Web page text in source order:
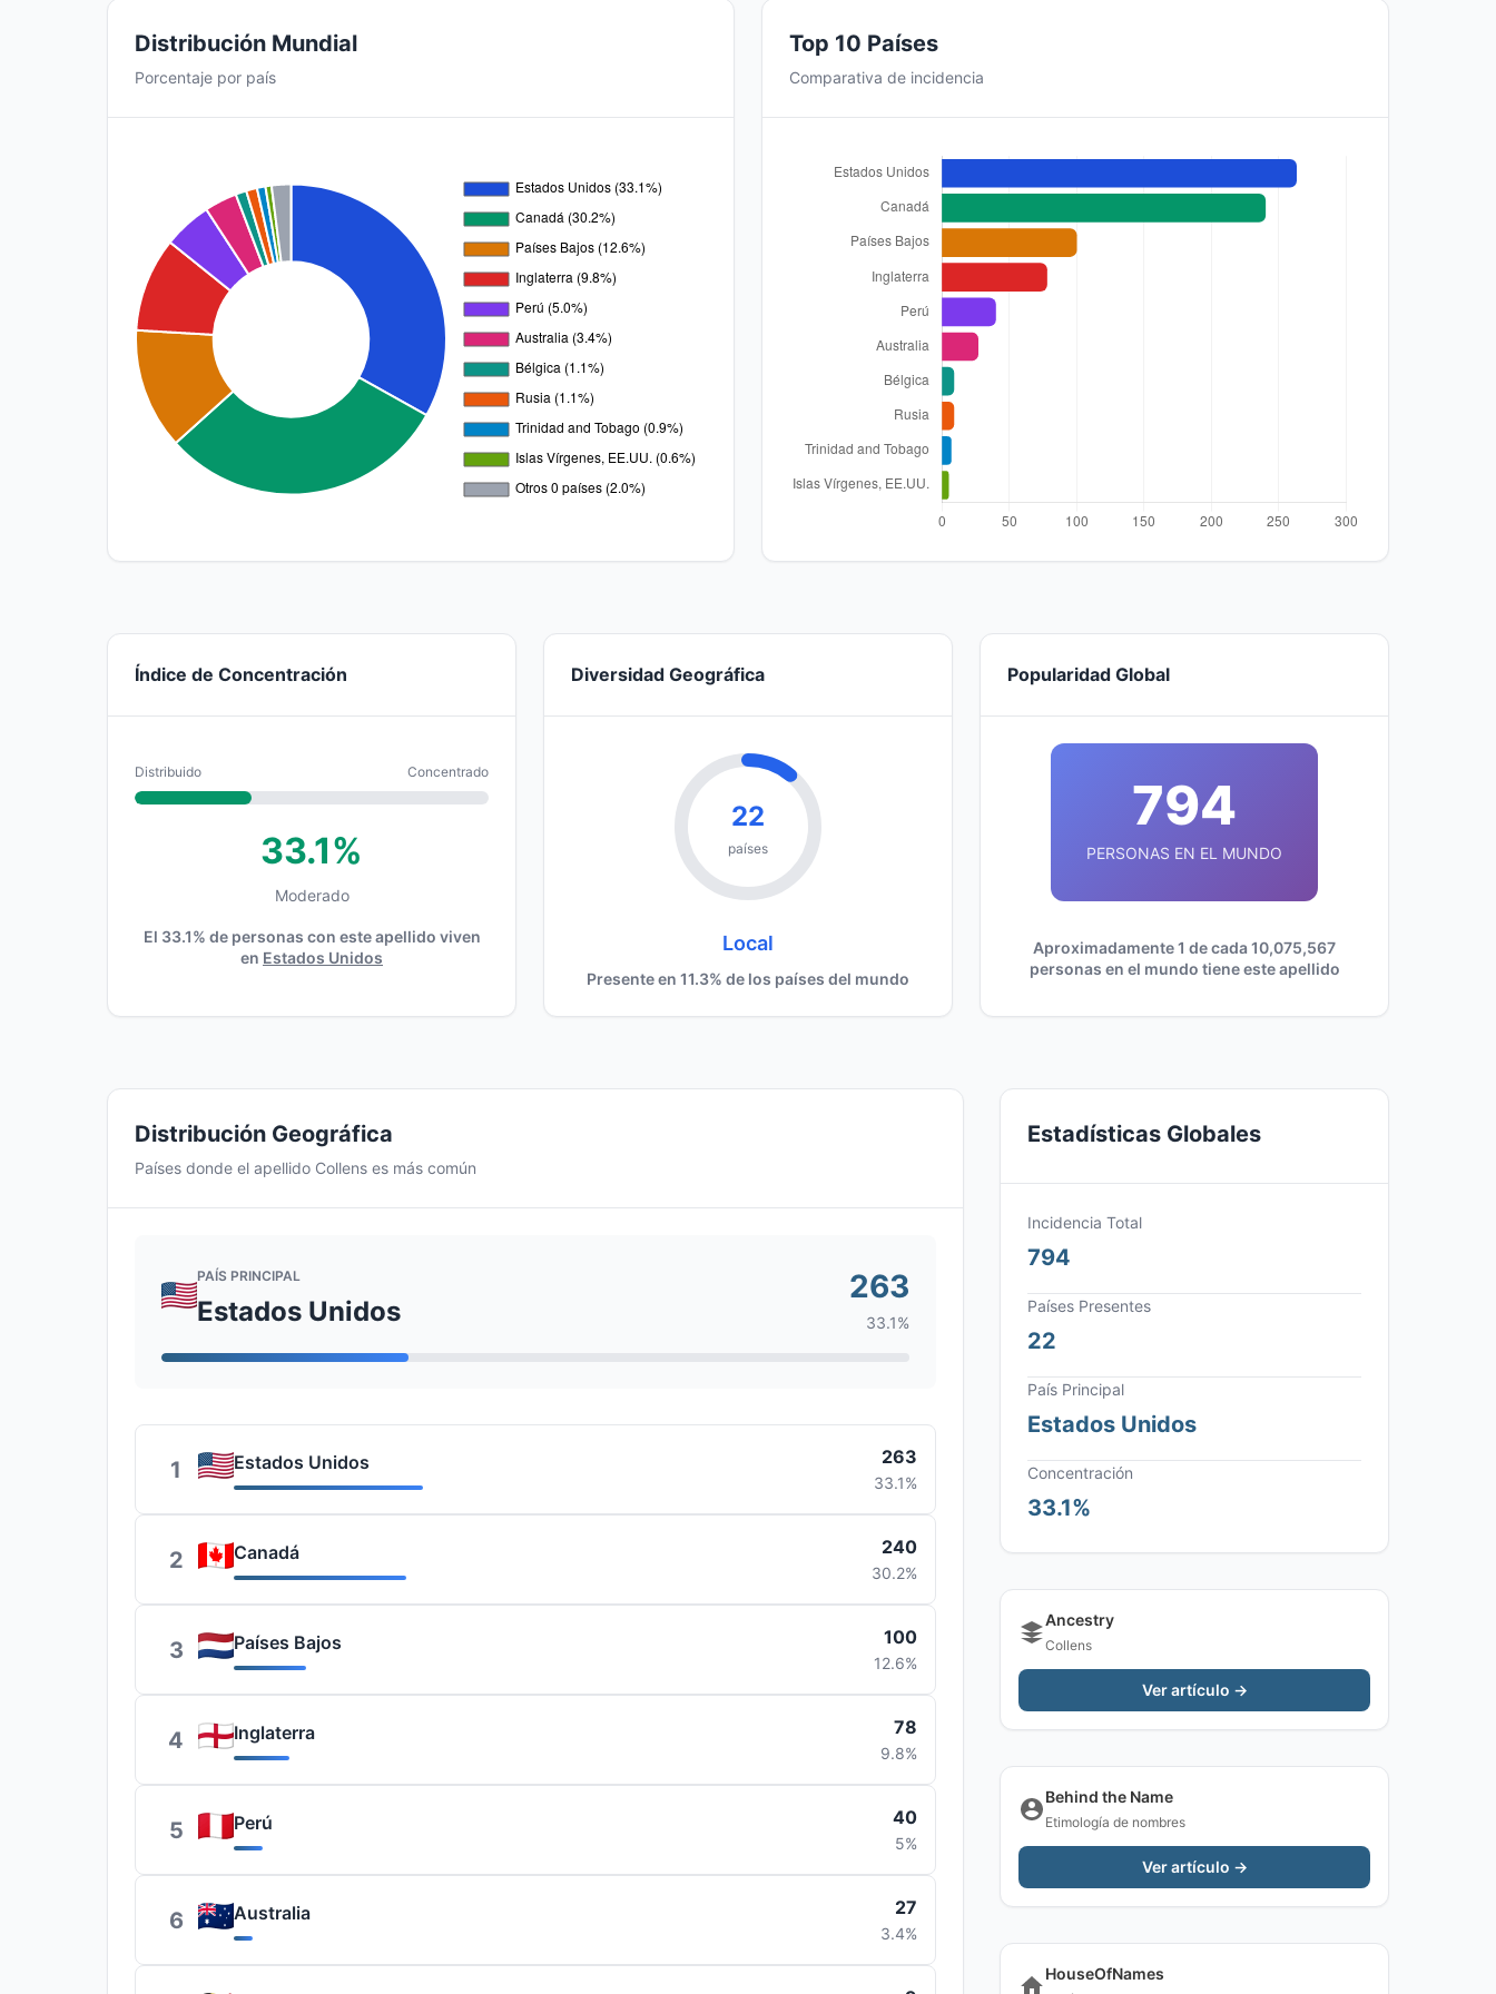
Distribución Mundial
Porcentaje por país
Top 10 Países
Comparativa de incidencia
Índice de Concentración
Distribuido Concentrado
33.1%
Moderado
El 33.1% de personas con este apellido viven
en Estados Unidos
Diversidad Geográfica
22
países
Local
Presente en 11.3% de los países del mundo
Popularidad Global
794
PERSONAS EN EL MUNDO
Aproximadamente 1 de cada 10,075,567
personas en el mundo tiene este apellido
Distribución Geográfica
Países donde el apellido Collens es más común
PAÍS PRINCIPAL
Estados Unidos
263
33.1%
1 Estados Unidos 263
33.1%
2 Canadá 240
30.2%
3 Países Bajos 100
12.6%
4 Inglaterra 78
9.8%
5 Perú 40
5%
6 Australia 27
3.4%
Estadísticas Globales
Incidencia Total
794
Países Presentes
22
País Principal
Estados Unidos
Concentración
33.1%
Ancestry
Collens
Ver artículo →
Behind the Name
Etimología de nombres
Ver artículo →
HouseOfNames